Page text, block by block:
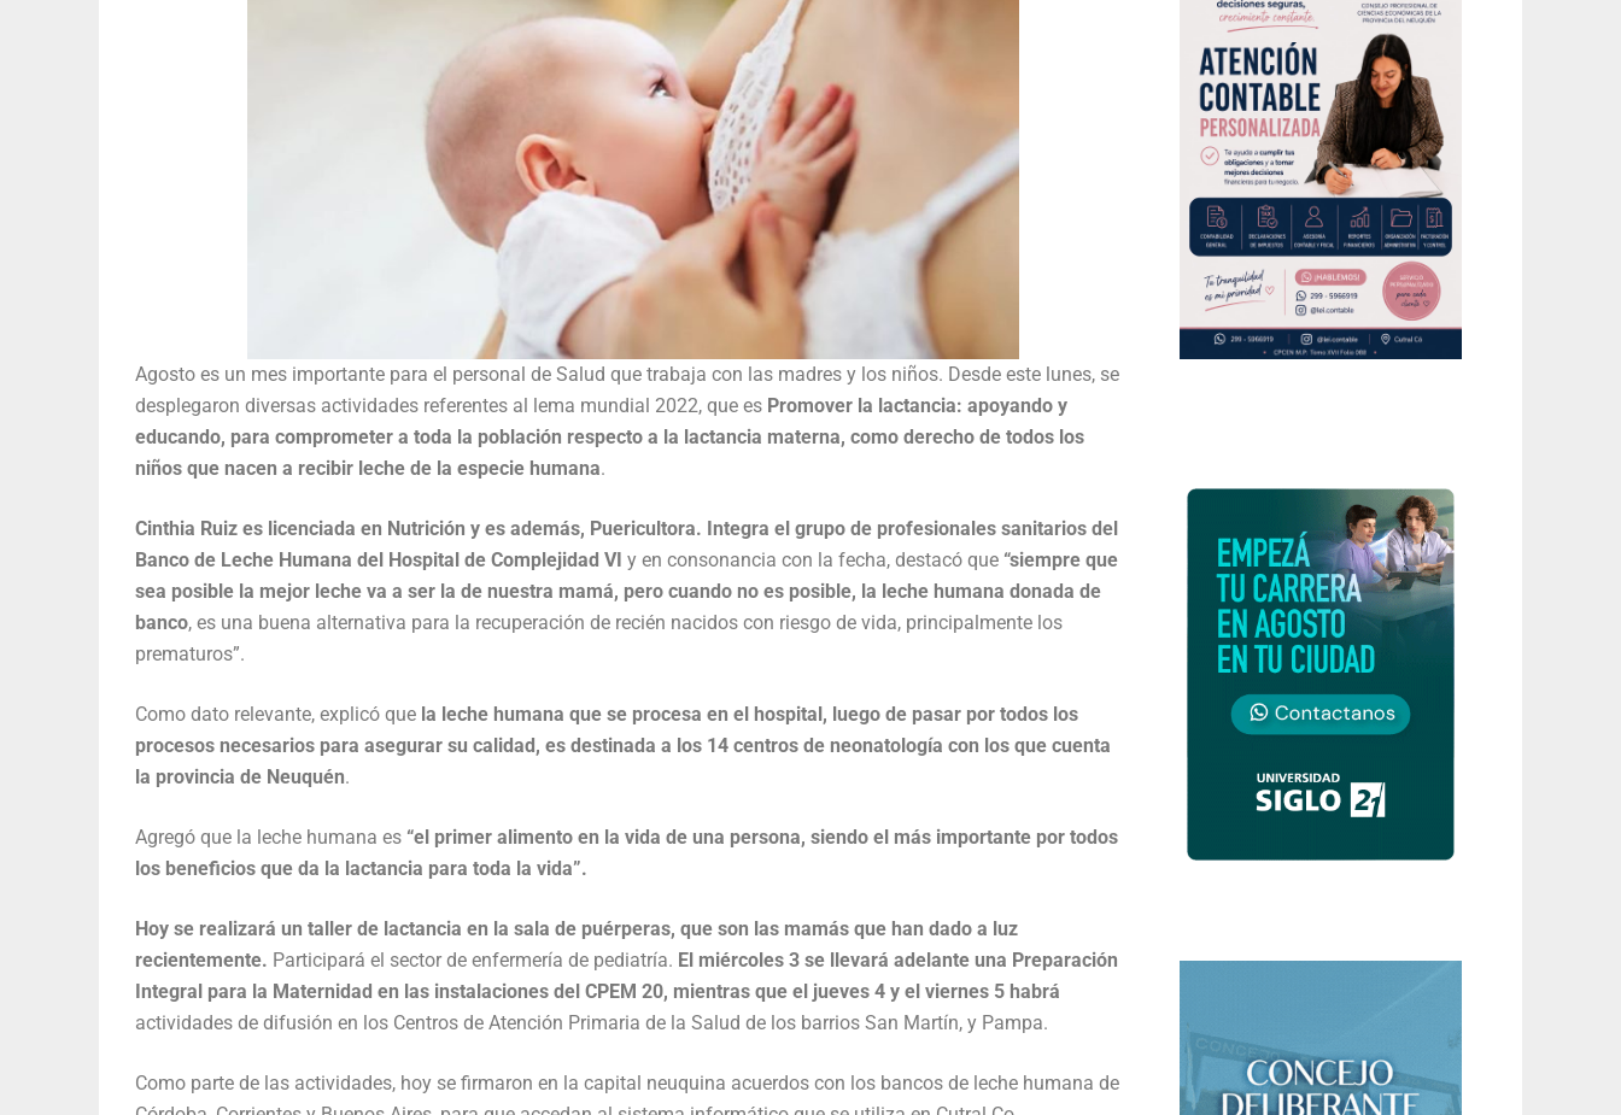
Agosto es un mes importante para el personal de Salud que trabaja con las madres y los niños. Desde este lunes, se
desplegaron diversas actividades referentes al lema mundial 2022, que es Promover la lactancia: apoyando y
educando, para comprometer a toda la población respecto a la lactancia materna, como derecho de todos los
niños que nacen a recibir leche de la especie humana.
Cinthia Ruiz es licenciada en Nutrición y es además, Puericultora. Integra el grupo de profesionales sanitarios del
Banco de Leche Humana del Hospital de Complejidad VI y en consonancia con la fecha, destacó que “siempre que
sea posible la mejor leche va a ser la de nuestra mamá, pero cuando no es posible, la leche humana donada de
banco, es una buena alternativa para la recuperación de recién nacidos con riesgo de vida, principalmente los
prematuros”.
Como dato relevante, explicó que la leche humana que se procesa en el hospital, luego de pasar por todos los
procesos necesarios para asegurar su calidad, es destinada a los 14 centros de neonatología con los que cuenta
la provincia de Neuquén.
Agregó que la leche humana es “el primer alimento en la vida de una persona, siendo el más importante por todos
los beneficios que da la lactancia para toda la vida”.
Hoy se realizará un taller de lactancia en la sala de puérperas, que son las mamás que han dado a luz
recientemente. Participará el sector de enfermería de pediatría. El miércoles 3 se llevará adelante una Preparación
Integral para la Maternidad en las instalaciones del CPEM 20, mientras que el jueves 4 y el viernes 5 habrá
actividades de difusión en los Centros de Atención Primaria de la Salud de los barrios San Martín, y Pampa.
Como parte de las actividades, hoy se firmaron en la capital neuquina acuerdos con los bancos de leche humana de